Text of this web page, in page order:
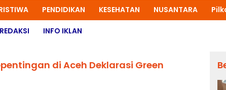
PENDIDIKAN KESEHATAN NUSANTARA
REDAKSI INFO IKLAN
di Aceh Deklarasi Green